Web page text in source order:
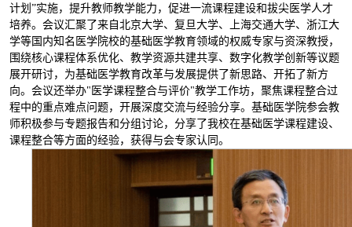
计划”实施，提升教师教学能力，促进一流课程建设和拔尖医学人才
培养。会议汇聚了来自北京大学、复旦大学、上海交通大学、浙江大
学等国内知名医学院校的基础医学教育领域的权威专家与资深教授，
围绕核心课程体系优化、教学资源共建共享、数字化教学创新等议题
展开研讨，为基础医学教育改革与发展提供了新思路、开拓了新方
向。会议还举办"医学课程整合与评价"教学工作坊，聚焦课程整合过
程中的重点难点问题，开展深度交流与经验分享。基础医学院参会教
师积极参与专题报告和分组讨论，分享了我校在基础医学课程建设、
课程整合等方面的经验，获得与会专家认同。